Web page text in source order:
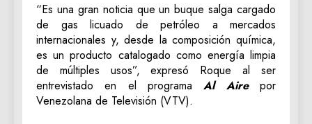
“Es una gran noticia que un buque salga cargado
de gas licuado de petróleo a mercados
internacionales y, desde la composición química,
es un producto catalogado como energía limpia
de múltiples usos”, expresó Roque al ser
entrevistado en el programaAl Airepor
Venezolana de Televisión (VTV).